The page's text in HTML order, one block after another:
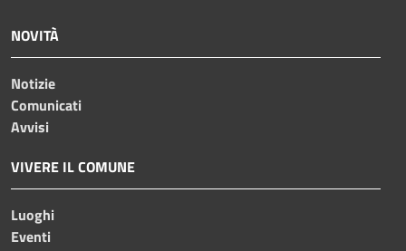
NOVITÀ
Notizie
Comunicati
Avvisi
VIVERE IL COMUNE
Luoghi
Eventi